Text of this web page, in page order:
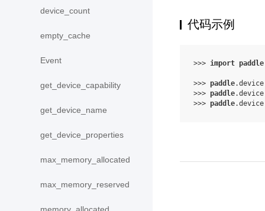
device_count
empty_cache
Event
get_device_capability
get_device_name
get_device_properties
max_memory_allocated
max_memory_reserved
代码示例
>>> import paddle
>>> paddle.device
>>> paddle.device
>>> paddle.device